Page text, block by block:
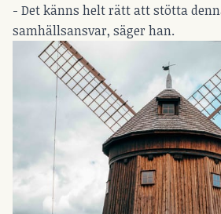
- Det känns helt rätt att stötta
samhällsansvar, säger han.